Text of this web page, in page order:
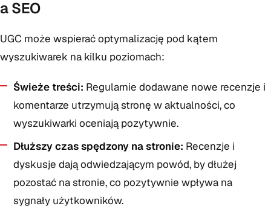
a SEO
UGC może wspierać optymalizację pod kątem
wyszukiwarek na kilku poziomach:
Świeże treści: Regularnie dodawane nowe recenzje i
komentarze utrzymują stronę w aktualności, co
wyszukiwarki oceniają pozytywnie.
Dłuższy czas spędzony na stronie: Recenzje i
dyskusje dają odwiedzającym powód, by dłużej
pozostać na stronie, co pozytywnie wpływa na
sygnały użytkowników.